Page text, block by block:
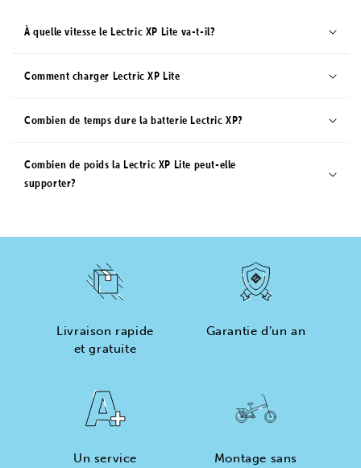
À quelle vitesse le Lectric XP Lite va-t-il?
Comment charger Lectric XP Lite
Combien de temps dure la batterie Lectric XP?
Combien de poids la Lectric XP Lite peut-elle
supporter?
Livraison rapide
et gratuite
Garantie d’un an
Un service
Montage sans